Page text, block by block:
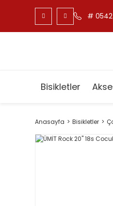
# 0542
Bisikletler
Anasayfa Bisikletler